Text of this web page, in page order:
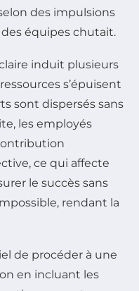
des impulsions
équipes chutait.
induit plusieurs
s’épuisent
sont dispersés sans
les employés
ce qui affecte
le succès sans
rendant la
de procéder à une
en incluant les